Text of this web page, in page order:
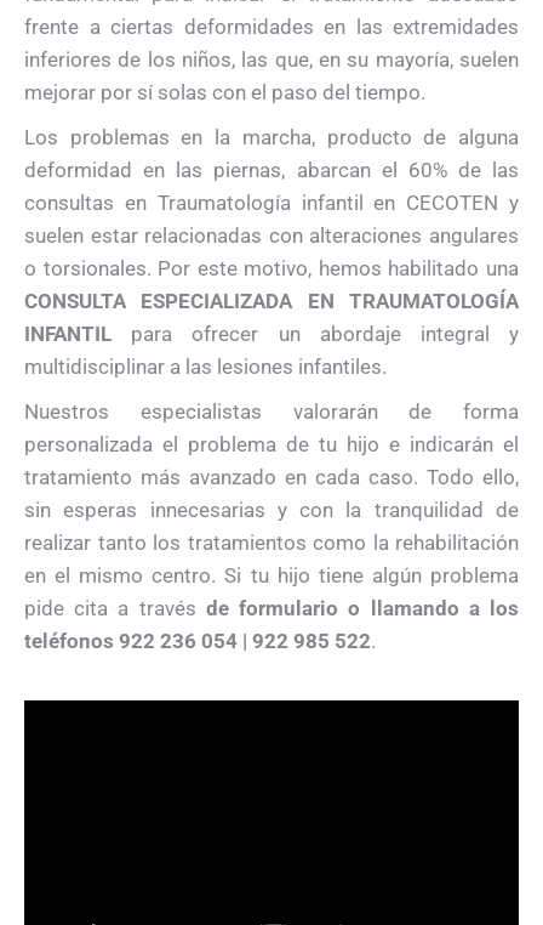
frente a ciertas deformidades en las extremidades
inferiores de los niños, las que, en su mayoría, suelen
mejorar por sí solas con el paso del tiempo.
Los problemas en la marcha, producto de alguna
deformidad en las piernas, abarcan el 60% de las
consultas en Traumatología infantil en CECOTEN y
suelen estar relacionadas con alteraciones angulares
o torsionales. Por este motivo, hemos habilitado una
CONSULTA ESPECIALIZADA EN TRAUMATOLOGÍA
INFANTIL para ofrecer un abordaje integral y
multidisciplinar a las lesiones infantiles.
Nuestros especialistas valorarán de forma
personalizada el problema de tu hijo e indicarán el
tratamiento más avanzado en cada caso. Todo ello,
sin esperas innecesarias y con la tranquilidad de
realizar tanto los tratamientos como la rehabilitación
en el mismo centro. Si tu hijo tiene algún problema
pide cita a través de formulario o llamando a los
teléfonos 922 236 054 | 922 985 522.